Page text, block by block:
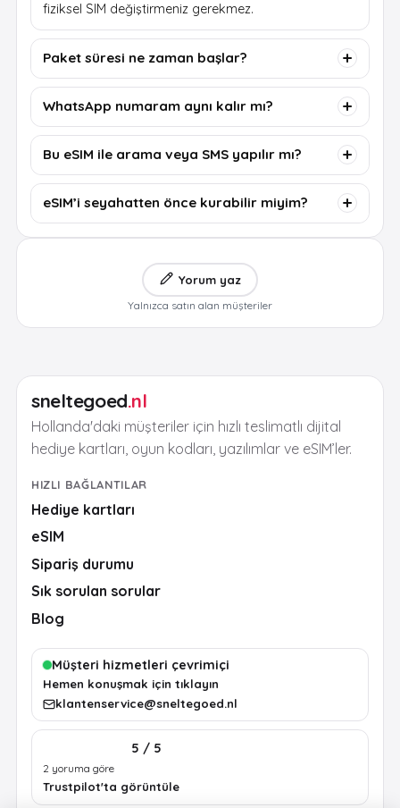
fiziksel SIM değiştirmeniz gerekmez.
Paket süresi ne zaman başlar?
WhatsApp numaram aynı kalır mı?
Bu eSIM ile arama veya SMS yapılır mı?
eSIM’i seyahatten önce kurabilir miyim?
Yorum yaz
Yalnızca satın alan müşteriler
sneltegoed.nl
Hollanda'daki müşteriler için hızlı teslimatlı dijital
hediye kartları, oyun kodları, yazılımlar ve eSIM’ler.
HIZLI BAĞLANTILAR
Hediye kartları
eSIM
Sipariş durumu
Sık sorulan sorular
Blog
Müşteri hizmetleri çevrimiçi
Hemen konuşmak için tıklayın
klantenservice@sneltegoed.nl
5 / 5
2 yoruma göre
Trustpilot'ta görüntüle